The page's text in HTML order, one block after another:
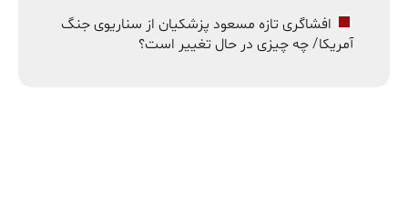
افشاگری تازه مسعود پزشکیان از سناریوی جنگ
آمریکا/ چه چیزی در حال تغییر است؟